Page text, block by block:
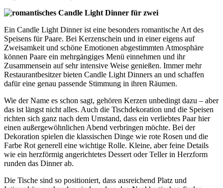
Ein Candle Light Dinner ist eine besonders romantische Art des
Speisens für Paare. Bei Kerzenschein und in einer eigens auf
Zweisamkeit und schöne Emotionen abgestimmten Atmosphäre
können Paare ein mehrgängiges Menü einnehmen und ihr
Zusammensein auf sehr intensive Weise genießen. Immer mehr
Restaurantbesitzer bieten Candle Light Dinners an und schaffen
dafür eine genau passende Stimmung in ihren Räumen.
Wie der Name es schon sagt, gehören Kerzen unbedingt dazu – aber
das ist längst nicht alles. Auch die Tischdekoration und die Speisen
richten sich ganz nach dem Umstand, dass ein verliebtes Paar hier
einen außergewöhnlichen Abend verbringen möchte. Bei der
Dekoration spielen die klassischen Dinge wie rote Rosen und die
Farbe Rot generell eine wichtige Rolle. Kleine, aber feine Details
wie ein herzförmig angerichtetes Dessert oder Teller in Herzform
runden das Dinner ab.
Die Tische sind so positioniert, dass ausreichend Platz und